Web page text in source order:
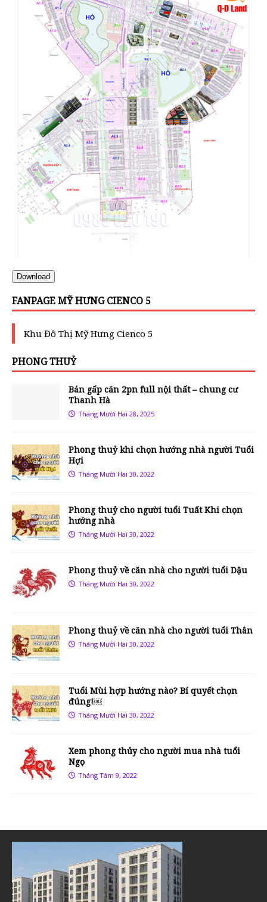
Download
FANPAGE MỸ HƯNG CIENCO 5
Khu Đô Thị Mỹ Hưng Cienco 5
PHONG THUỶ
Bán gấp căn 2pn full nội thất – chung cư
Thanh Hà
Tháng Mười Hai 28, 2025
Phong thuỷ khi chọn hướng nhà người Tuổi
Hợi
Tháng Mười Hai 30, 2022
Phong thuỷ cho người tuổi Tuất Khi chọn
hướng nhà
Tháng Mười Hai 30, 2022
Phong thuỷ về căn nhà cho người tuổi Dậu
Tháng Mười Hai 30, 2022
Phong thuỷ về căn nhà cho người tuổi Thân
Tháng Mười Hai 30, 2022
Tuổi Mùi hợp hướng nào? Bí quyết chọn
đúng!￼
Tháng Mười Hai 30, 2022
Xem phong thủy cho người mua nhà tuổi
Ngọ
Tháng Tám 9, 2022